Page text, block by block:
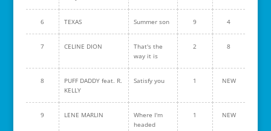
6 TEXAS Summer son 9 4
7 CELINE DION
That's the
way it is
2 8
8
PUFF DADDY feat. R.
KELLY
Satisfy you 1 NEW
9 LENE MARLIN
Where I'm
headed
1 NEW